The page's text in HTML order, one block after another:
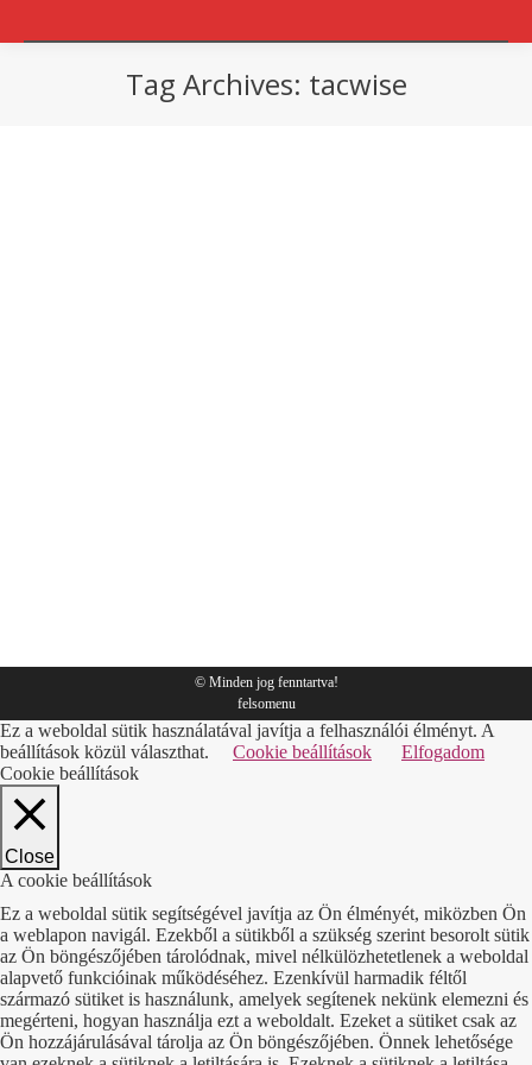
Tag Archives: tacwise
© Minden jog fenntartva!
felsomenu
Ez a weboldal sütik használatával javítja a felhasználói élményt. A
beállítások közül választhat.
Cookie beállítások
Elfogadom
Cookie beállítások
Close
A cookie beállítások
Ez a weboldal sütik segítségével javítja az Ön élményét, miközben Ön
a weblapon navigál. Ezekből a sütikből a szükség szerint besorolt sütik
az Ön böngészőjében tárolódnak, mivel nélkülözhetetlenek a weboldal
alapvető funkcióinak működéséhez. Ezenkívül harmadik féltől
származó sütiket is használunk, amelyek segítenek nekünk elemezni és
megérteni, hogyan használja ezt a weboldalt. Ezeket a sütiket csak az
Ön hozzájárulásával tárolja az Ön böngészőjében. Önnek lehetősége